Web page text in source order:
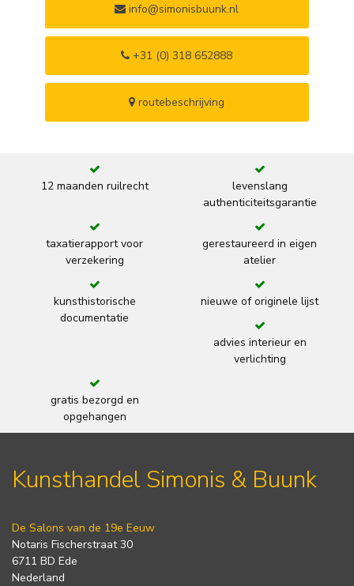
info@simonisbuunk.nl
+31 (0) 318 652888
routebeschrijving
12 maanden ruilrecht
levenslang
authenticiteitsgarantie
taxatierapport voor
verzekering
gerestaureerd in eigen
atelier
kunsthistorische
documentatie
nieuwe of originele lijst
advies interieur en
verlichting
gratis bezorgd en
opgehangen
Kunsthandel Simonis & Buunk
De Salons van de 19e Eeuw
Notaris Fischerstraat 30
6711 BD Ede
Nederland